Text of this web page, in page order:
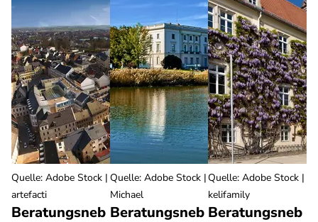
Beratungsneb
Quelle: Adobe Stock |
artefacti
Beratungsneb
Quelle: Adobe Stock |
Michael
Beratungsneb
Quelle:Adobe Stock |
kelifamily